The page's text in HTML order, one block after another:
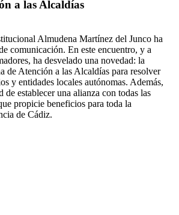
a las Alcaldías
Almudena Martínez del Junco ha
comunicación. En este encuentro, y a
ha desvelado una novedad: la
de Atención a las Alcaldías para resolver
y entidades locales autónomas. Además,
de establecer una alianza con todas las
propicie beneficios para toda la
de Cádiz.